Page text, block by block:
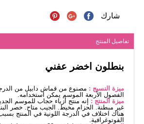
شارك
تفاصيل المنتج
بنطلون اخضر عفني
ميزة النسيج : مصنوع من قماش دابيل من
الفصول الأربعة الموسم يمكن استخدامه.
ميزة المنتج : إنه منتج أزياء حجاب للموسم
غير مبطنة. الحزام مخيط. الجيب متاح. خصر
هناك اختلاف في الدرجة اللونية في المنتج
الفوتوغرافية.